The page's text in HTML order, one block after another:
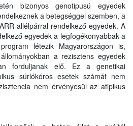
bizonyos genotipusú egyedek
a betegséggel szemben, a
allélpárral rendelkező egyedek. A
egyedek a legfogékonyabbak a
létezik Magyarországon is,
a rezisztens egyedek
forduljanak elő. Ez a genetikai
súrlókóros esetek számát nem
nem érvényesül az atipikus